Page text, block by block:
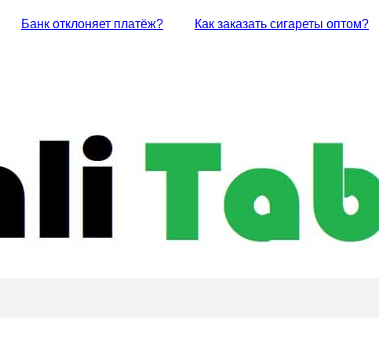
Банк отклоняет платёж? Как заказать сигареты оптом?